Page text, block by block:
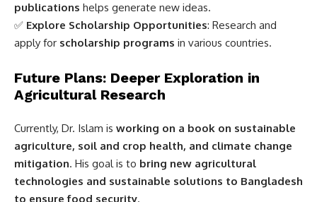
publications helps generate new ideas.
✅ Explore Scholarship Opportunities: Research and
apply for scholarship programs in various countries.
Future Plans: Deeper Exploration in
Agricultural Research
Currently, Dr. Islam is working on a book on sustainable
agriculture, soil and crop health, and climate change
mitigation. His goal is to bring new agricultural
technologies and sustainable solutions to Bangladesh
to ensure food security.